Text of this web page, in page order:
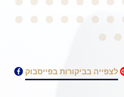
לצפייה בביקורות בפייסבוק